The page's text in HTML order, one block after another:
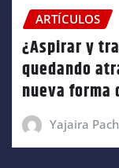
ARTÍCULOS
¿Aspirar y
quedando
nueva forma
Yajaira